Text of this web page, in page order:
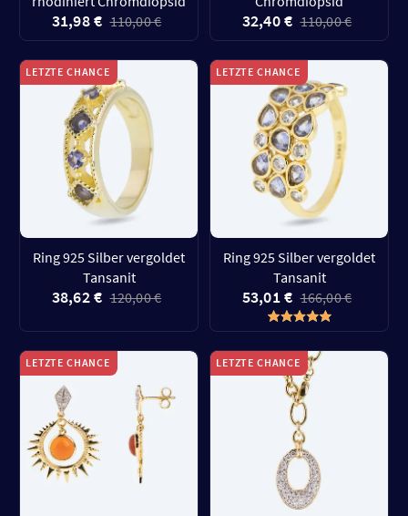
31,98 € 110,00 € 32,40 € 110,00 €
LETZTE CHANCE
Ring 925 Silber vergoldet
Tansanit
38,62 € 120,00 €
LETZTE CHANCE
Ring 925 Silber vergoldet
Tansanit
53,01 € 166,00 €
LETZTE CHANCE LETZTE CHANCE